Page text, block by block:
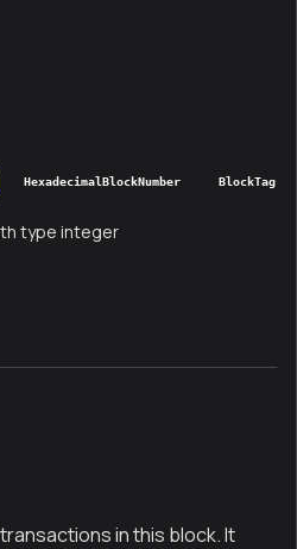
HexadecimalBlockNumber BlockTag
type integer
in this block. It